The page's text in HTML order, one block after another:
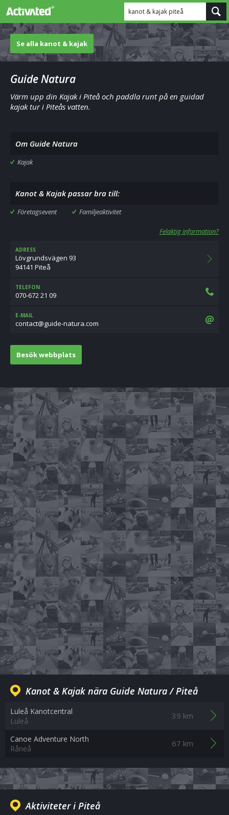
kanot & kajak piteå
Se alla kanot & kajak
Guide Natura
Värm upp din Kajak i Piteå och paddla runt på en guidad
kajak tur i Piteås vatten.
Om Guide Natura
Kajak
Kanot & Kajak passar bra till:
Företagsevent Familjeaktivitet
Felaktig information?
ADRESS
Lövgrundsvägen 93
94141 Piteå
TELEFON
070-672 21 09
E-MAIL
moc.arutan-ediug@tcatnoc
Besök webbplats
Kanot & Kajak nära Guide Natura / Piteå
Luleå Kanotcentral
Luleå
39 km
Canoe Adventure North
Råneå
67 km
Aktiviteter i Piteå